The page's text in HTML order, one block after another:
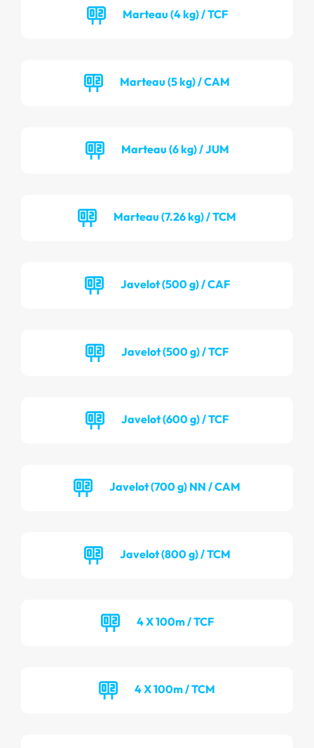
Marteau (4 kg) / TCF
Marteau (5 kg) / CAM
Marteau (6 kg) / JUM
Marteau (7.26 kg) / TCM
Javelot (500 g) / CAF
Javelot (500 g) / TCF
Javelot (600 g) / TCF
Javelot (700 g) NN / CAM
Javelot (800 g) / TCM
4 X 100m / TCF
4 X 100m / TCM